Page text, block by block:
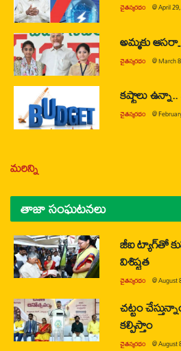
చైతన్యరధం @April
అమ్మకు
చైతన్యరధం @March
కష్టాలు
చైతన్యరధం @
మరిన్ని
తాజా సంఘటనలు
జీఐ ట్యాగ్‌తో
విశిష్టత
చైతన్యరధం @August
చట్టం
కల్పిస్తాం
చైతన్యరధం @August